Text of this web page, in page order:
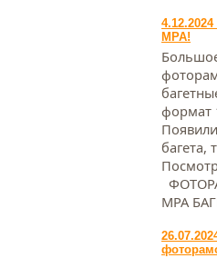
МРА!
формат
багета,
МРА